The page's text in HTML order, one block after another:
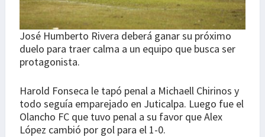
José Humberto Rivera deberá ganar su próximo
duelo para traer calma a un equipo que busca ser
protagonista.
Harold Fonseca le tapó penal a Michaell Chirinos y
todo seguía emparejado en Juticalpa. Luego fue el
Olancho FC que tuvo penal a su favor que Alex
López cambió por gol para el 1-0.